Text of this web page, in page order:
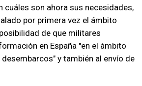
cuáles son ahora sus necesidades,
por primera vez el ámbito
de que militares
en España "en el ámbito
y también al envío de